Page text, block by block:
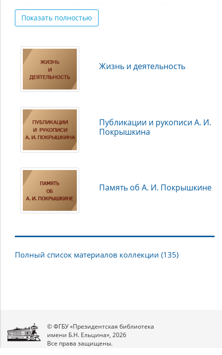
При формировании коллекции были использованы
фонды Новосибирской государственной областной
Новосибирской области, Новосибирского
государственного краеведческого музея и
Новосибирского технического колледжа им. А. И.
Покрышкина.
Показать полностью
Жизнь и деятельность
Публикации и рукописи А. И.
Покрышкина
Память об А. И. Покрышкине
Полный список материалов коллекции (135)
© ФГБУ «Президентская библиотека
имени Б.Н. Ельцина», 2026
Все права защищены.